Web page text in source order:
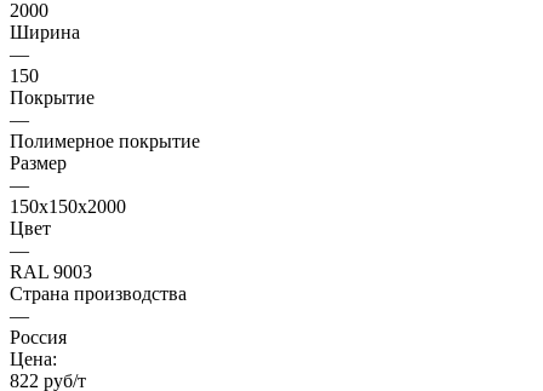
2000
Ширина
—
150
Покрытие
—
Полимерное покрытие
Размер
—
150х150х2000
Цвет
—
RAL 9003
Страна производства
—
Россия
Цена:
822 руб/т